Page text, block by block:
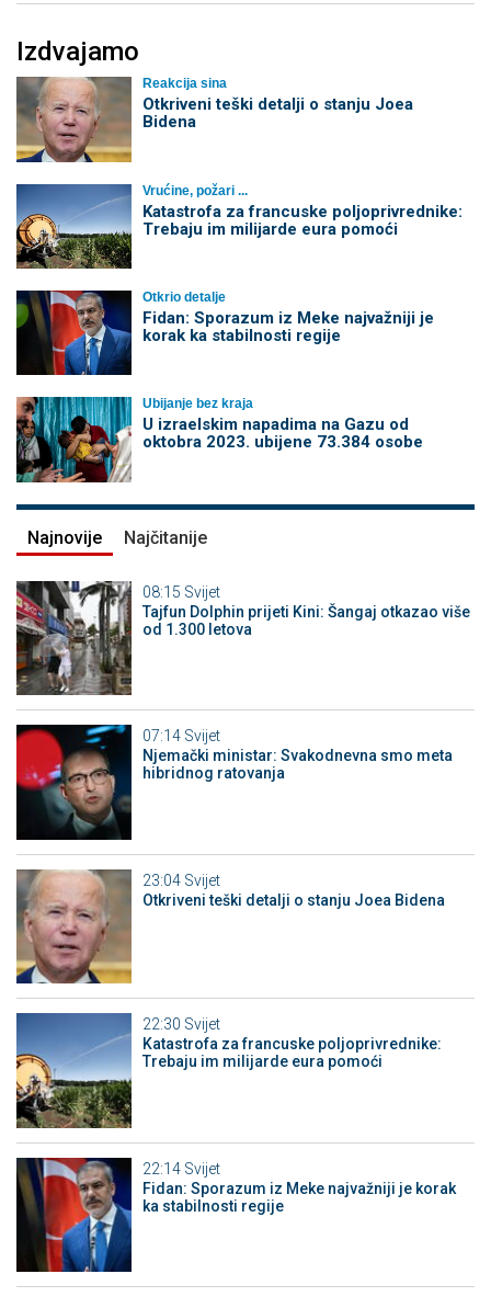
Izdvajamo
Reakcija sina
Otkriveni teški detalji o stanju Joea
Bidena
Vrućine, požari ...
Katastrofa za francuske poljoprivrednike:
Trebaju im milijarde eura pomoći
Otkrio detalje
Fidan: Sporazum iz Meke najvažniji je
korak ka stabilnosti regije
Ubijanje bez kraja
U izraelskim napadima na Gazu od
oktobra 2023. ubijene 73.384 osobe
Najnovije Najčitanije
08:15 Svijet
Tajfun Dolphin prijeti Kini: Šangaj otkazao više
od 1.300 letova
07:14 Svijet
Njemački ministar: Svakodnevna smo meta
hibridnog ratovanja
23:04 Svijet
Otkriveni teški detalji o stanju Joea Bidena
22:30 Svijet
Katastrofa za francuske poljoprivrednike:
Trebaju im milijarde eura pomoći
22:14 Svijet
Fidan: Sporazum iz Meke najvažniji je korak
ka stabilnosti regije